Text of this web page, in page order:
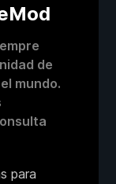
de
mundo.
para